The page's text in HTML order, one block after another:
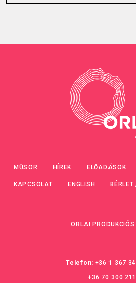
MŰSOR HÍREK ELŐADÁSOK
KAPCSOLAT ENGLISH
ORLAI
Telefon: +36 1 367
+36 70 300